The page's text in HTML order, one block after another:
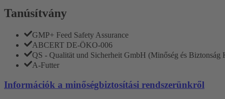
Tanúsítvány
GMP+ Feed Safety Assurance
ABCERT DE-ÖKO-006
QS - Qualität und Sicherheit GmbH (Minőség és Biztonság
A-Futter
Információk a minőségbiztosítási rendszerünkről